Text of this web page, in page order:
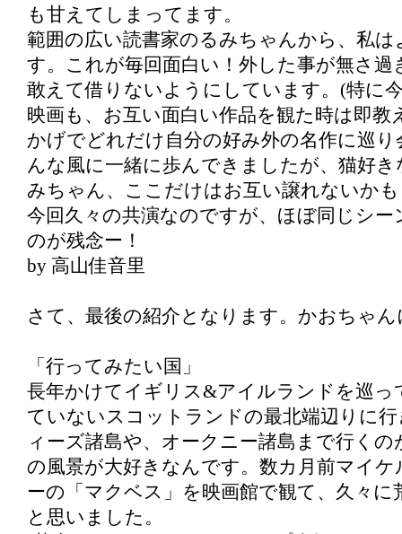
も甘えてしまってます。
範囲の広い読書家のるみちゃんから、私は
す。これが毎回面白い！外した事が無さ過
敢えて借りないようにしています。(特に
映画も、お互い面白い作品を観た時は即教
かげでどれだけ自分の好み外の名作に巡
んな風に一緒に歩んできましたが、猫好
みちゃん、ここだけはお互い譲れないかも
今回久々の共演なのですが、ほぼ同じシ
のが残念ー！
by 高山佳音里
さて、最後の紹介となります。かおちゃ
「行ってみたい国」
長年かけてイギリス&アイルランドを巡っ
ていないスコットランドの最北端辺りに
ィーズ諸島や、オークニー諸島まで行くの
の風景が大好きなんです。数カ月前マイ
ーの「マクベス」を映画館で観て、久々に
と思いました。